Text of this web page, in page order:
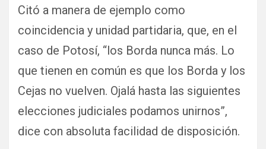
Citó a manera de ejemplo como
coincidencia y unidad partidaria, que, en el
caso de Potosí, “los Borda nunca más. Lo
que tienen en común es que los Borda y los
Cejas no vuelven. Ojalá hasta las siguientes
elecciones judiciales podamos unirnos”,
dice con absoluta facilidad de disposición.